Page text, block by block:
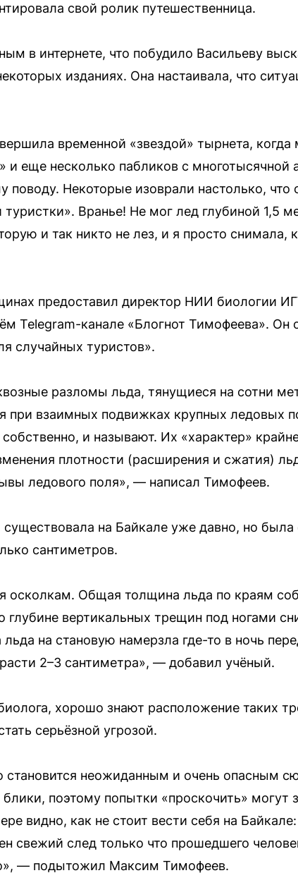
свой ролик путешественница.
в интернете, что побудило Васильеву
изданиях. Она настаивала, что
временной «звездой» тырнета,
и еще несколько пабликов с многотысячной
поводу. Некоторые изоврали настолько, что
Вранье! Не мог лед глубиной 1,5
и так никто не лез, и я просто снимала,
предоставил директор НИИ биологии
Telegram-канале «Блогнот Тимофеева». Он
случайных туристов».
разломы льда, тянущиеся на сотни
взаимных подвижках крупных ледовых
и называют. Их «характер»
плотности (расширения и сжатия)
ледового поля», — написал Тимофеев.
на Байкале уже давно, но
сантиметров.
осколкам. Общая толщина льда по краям
глубине вертикальных трещин под ногами
льда на становую намерзла где-то в ночь
2–3 сантиметра», — добавил учёный.
хорошо знают расположение таких
серьёзной угрозой.
становится неожиданным и очень опасным
поэтому попытки «проскочить» могут
видно, как не стоит вести себя на
свежий след только что прошедшего
— подытожил Максим Тимофеев.